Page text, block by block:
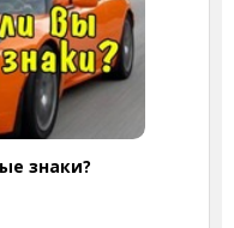
знаки?